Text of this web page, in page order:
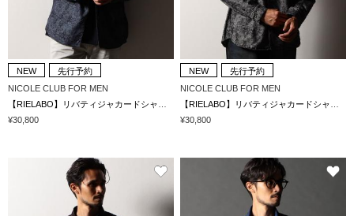
NEW
先行予約
NICOLE CLUB FOR MEN
¥30,800
NEW
先行予約
NICOLE CLUB FOR MEN
¥30,800